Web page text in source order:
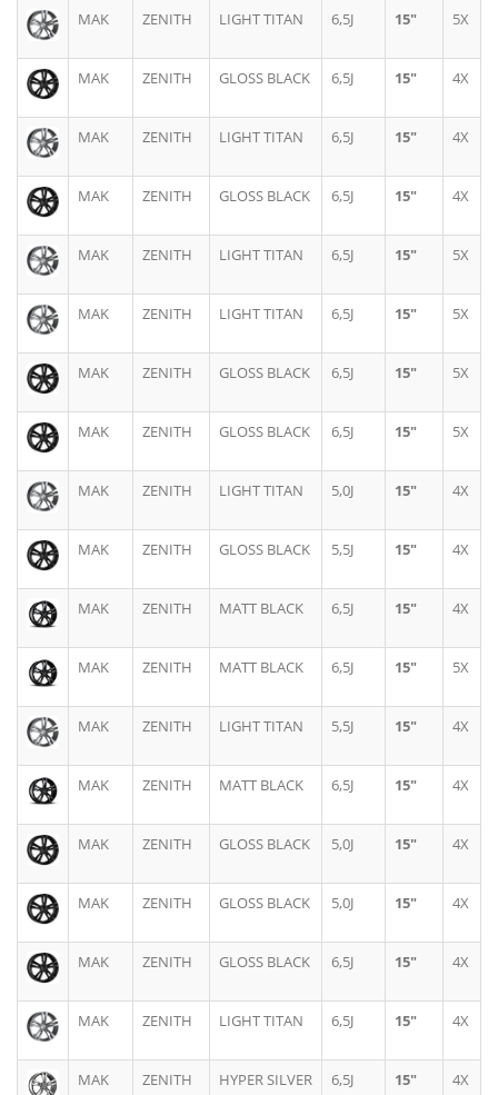
MAK ZENITH LIGHT TITAN 6,5J 15" 5X
MAK ZENITH GLOSS BLACK 6,5J 15" 4X
MAK ZENITH LIGHT TITAN 6,5J 15" 4X
MAK ZENITH GLOSS BLACK 6,5J 15" 4X
MAK ZENITH LIGHT TITAN 6,5J 15" 5X
MAK ZENITH LIGHT TITAN 6,5J 15" 5X
MAK ZENITH GLOSS BLACK 6,5J 15" 5X
MAK ZENITH GLOSS BLACK 6,5J 15" 5X
MAK ZENITH LIGHT TITAN 5,0J 15" 4X
MAK ZENITH GLOSS BLACK 5,5J 15" 4X
MAK ZENITH MATT BLACK 6,5J 15" 4X
MAK ZENITH MATT BLACK 6,5J 15" 5X
MAK ZENITH LIGHT TITAN 5,5J 15" 4X
MAK ZENITH MATT BLACK 6,5J 15" 4X
MAK ZENITH GLOSS BLACK 5,0J 15" 4X
MAK ZENITH GLOSS BLACK 5,0J 15" 4X
MAK ZENITH GLOSS BLACK 6,5J 15" 4X
MAK ZENITH LIGHT TITAN 6,5J 15" 4X
MAK ZENITH HYPER SILVER 6,5J 15" 4X